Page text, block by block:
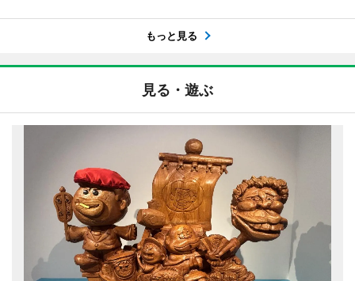
もっと見る
見る・遊ぶ